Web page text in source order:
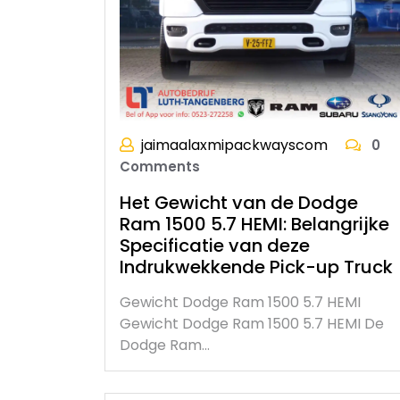
jaimaalaxmipackwayscom
0
Comments
Het Gewicht van de Dodge
Ram 1500 5.7 HEMI: Belangrijke
Specificatie van deze
Indrukwekkende Pick-up Truck
Gewicht Dodge Ram 1500 5.7 HEMI
Gewicht Dodge Ram 1500 5.7 HEMI De
Dodge Ram…